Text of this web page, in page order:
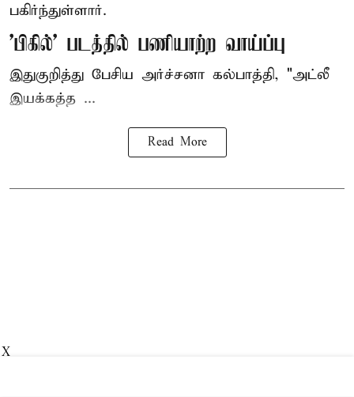
பகிர்ந்துள்ளார்.
'பிகில்' படத்தில் பணியாற்ற வாய்ப்பு
இதுகுறித்து பேசிய அர்ச்சனா கல்பாத்தி, "அட்லீ
இயக்கத்த ...
Read More
X